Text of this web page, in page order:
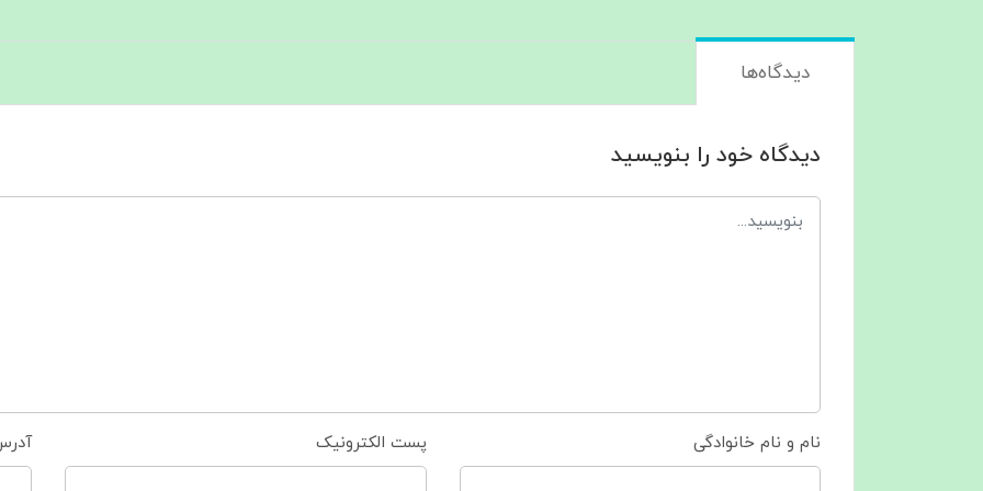
دیدگاه‌ها
دیدگاه خود را بنویسید
نام و نام خانوادگی پست الکترونیک